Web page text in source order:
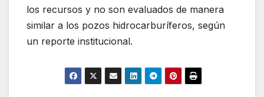
los recursos y no son evaluados de manera
similar a los pozos hidrocarburíferos, según
un reporte institucional.